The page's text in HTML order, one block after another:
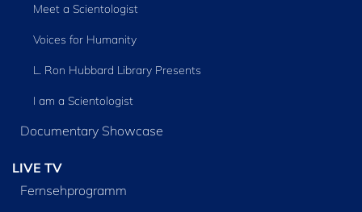
Meet a Scientologist
Voices for Humanity
L. Ron Hubbard Library Presents
I am a Scientologist
Documentary Showcase
LIVE TV
Fernsehprogramm